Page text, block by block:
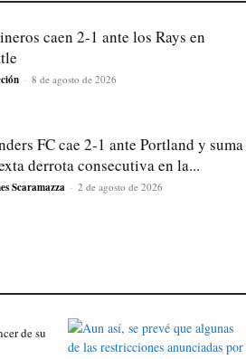
caen 2-1 ante los Rays en
- 8 de agosto de 2026
FC cae 2-1 ante Portland y suma
derrota consecutiva en la...
Scaramazza - 2 de agosto de 2026
de su